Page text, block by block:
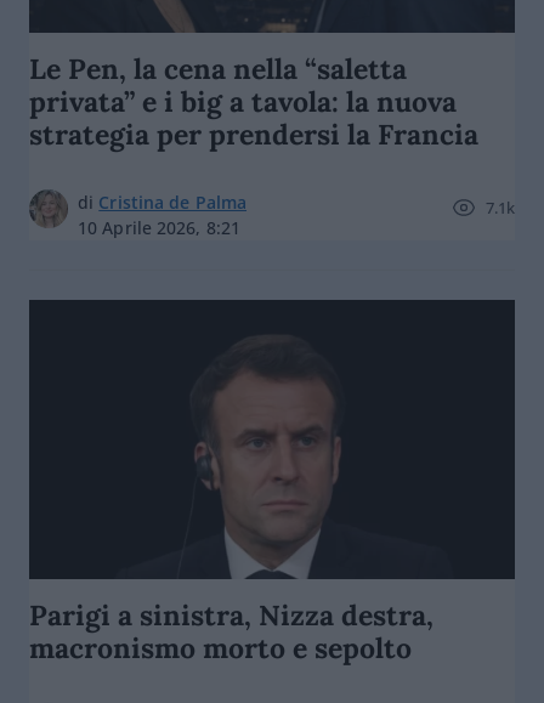
Le Pen, la cena nella “saletta
privata” e i big a tavola: la nuova
strategia per prendersi la Francia
di Cristina de Palma
10 Aprile 2026, 8:21
7.1k
Parigi a sinistra, Nizza destra,
macronismo morto e sepolto